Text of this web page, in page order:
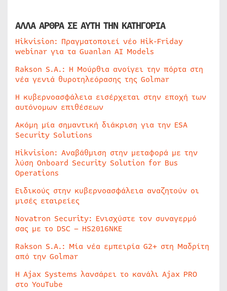
ΑΛΛΑ ΑΡΘΡΑ ΣΕ ΑΥΤΗ ΤΗΝ ΚΑΤΗΓΟΡΙΑ
Hikvision: Πραγματοποιεί νέο Hik-Friday
webinar για τα Guanlan AI Models
Rakson S.A.: Η Μούρθια ανοίγει την πόρτα στη
νέα γενιά θυροτηλεόρασης της Golmar
Η κυβερνοασφάλεια εισέρχεται στην εποχή των
αυτόνομων επιθέσεων
Ακόμη μία σημαντική διάκριση για την ESA
Security Solutions
Hikvision: Αναβάθμιση στην μεταφορά με την
λύση Onboard Security Solution for Bus
Operations
Ειδικούς στην κυβερνοασφάλεια αναζητούν οι
μισές εταιρείες
Novatron Security: Ενισχύστε τον συναγερμό
σας με το DSC – HS2016NKE
Rakson S.A.: Μία νέα εμπειρία G2+ στη Μαδρίτη
από την Golmar
Η Ajax Systems λανσάρει το κανάλι Ajax PRO
στο YouTube